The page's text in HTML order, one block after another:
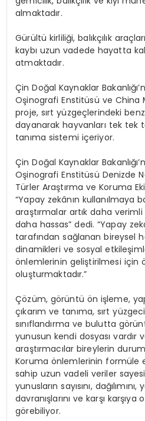
almaktadır.
Gürültü kirliliği, balıkçılık
kaybı uzun vadede hayatta
atmaktadır.
Çin Doğal Kaynaklar
Oşinografi Enstitüsü ve China
proje, sırt yüzgeçlerindeki
dayanarak hayvanları tek tek
tanıma sistemi içeriyor.
Çin Doğal Kaynaklar
Oşinografi Enstitüsü Denizde
Türler Araştırma ve Koruma
“Yapay zekânın kullanılmaya
araştırmalar artık daha
daha hassas” dedi. “Yapay
tarafından sağlanan bireysel
dinamikleri ve sosyal
önlemlerinin geliştirilmesi için
oluşturmaktadır.”
Çözüm, görüntü ön işleme,
çıkarım ve tanıma, sırt
sınıflandırma ve bulutta
yunusun kendi dosyası vardır
araştırmacılar bireylerin
Koruma önlemlerinin formüle
sahip uzun vadeli veriler
yunusların sayısını,
davranışlarını ve karşı
görebiliyor.